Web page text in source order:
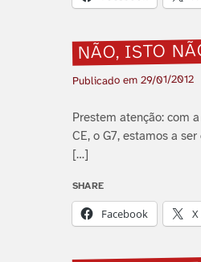
NÃO, ISTO
Publicado em 29/01/2012
Prestem atenção: com a
CE, o G7, estamos a
[…]
SHARE
Facebook X